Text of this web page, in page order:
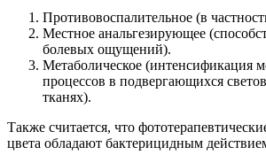
Противовоспалительное (в
Местное анальгезирующее
болевых ощущений).
Метаболическое (интенсификация
процессов в подвергающихся
тканях).
Также считается, что
цвета обладают бактерицидным